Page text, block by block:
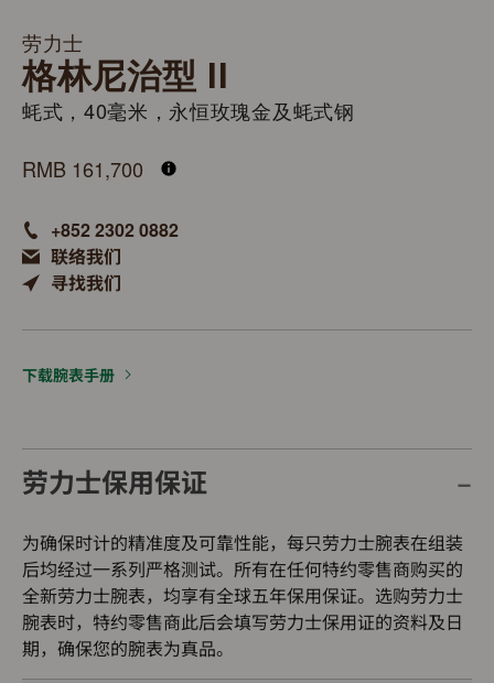
劳力士
格林尼治型 II
蚝式，40毫米，永恒玫瑰金及蚝式钢
RMB 161,700
+852 2302 0882
联络我们
寻找我们
下载腕表手册
劳力士保用保证
为确保时计的精准度及可靠性能，每只劳力士腕表在组装
后均经过一系列严格测试。所有在任何特约零售商购买的
全新劳力士腕表，均享有全球五年保用保证。选购劳力士
腕表时，特约零售商此后会填写劳力士保用证的资料及日
期，确保您的腕表为真品。